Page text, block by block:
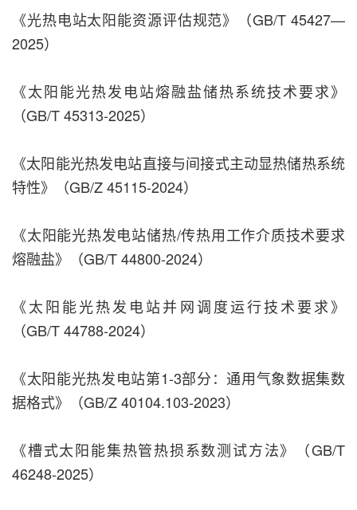
《光热电站太阳能资源评估规范》（GB/T 45427—
2025）
《太阳能光热发电站熔融盐储热系统技术要求》
（GB/T 45313-2025）
《太阳能光热发电站直接与间接式主动显热储热系统
特性》（GB/Z 45115-2024）
《太阳能光热发电站储热/传热用工作介质技术要求
熔融盐》（GB/T 44800-2024）
《太阳能光热发电站并网调度运行技术要求》
（GB/T 44788-2024）
《太阳能光热发电站第1-3部分：通用气象数据集数
据格式》（GB/Z 40104.103-2023）
《槽式太阳能集热管热损系数测试方法》（GB/T
46248-2025）